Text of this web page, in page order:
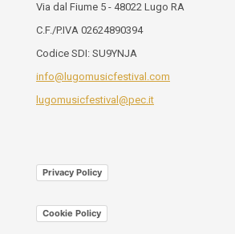
Via dal Fiume 5 - 48022 Lugo RA
C.F./P.IVA 02624890394
Codice SDI: SU9YNJA
info@lugomusicfestival.com
lugomusicfestival@pec.it
Privacy Policy
Cookie Policy